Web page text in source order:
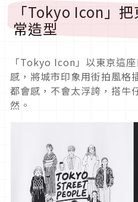
「Tokyo Icon」
常造型
「Tokyo Icon」以東京這
感，將城市印象用街拍風格
都會感，不會太浮誇，搭牛
然。